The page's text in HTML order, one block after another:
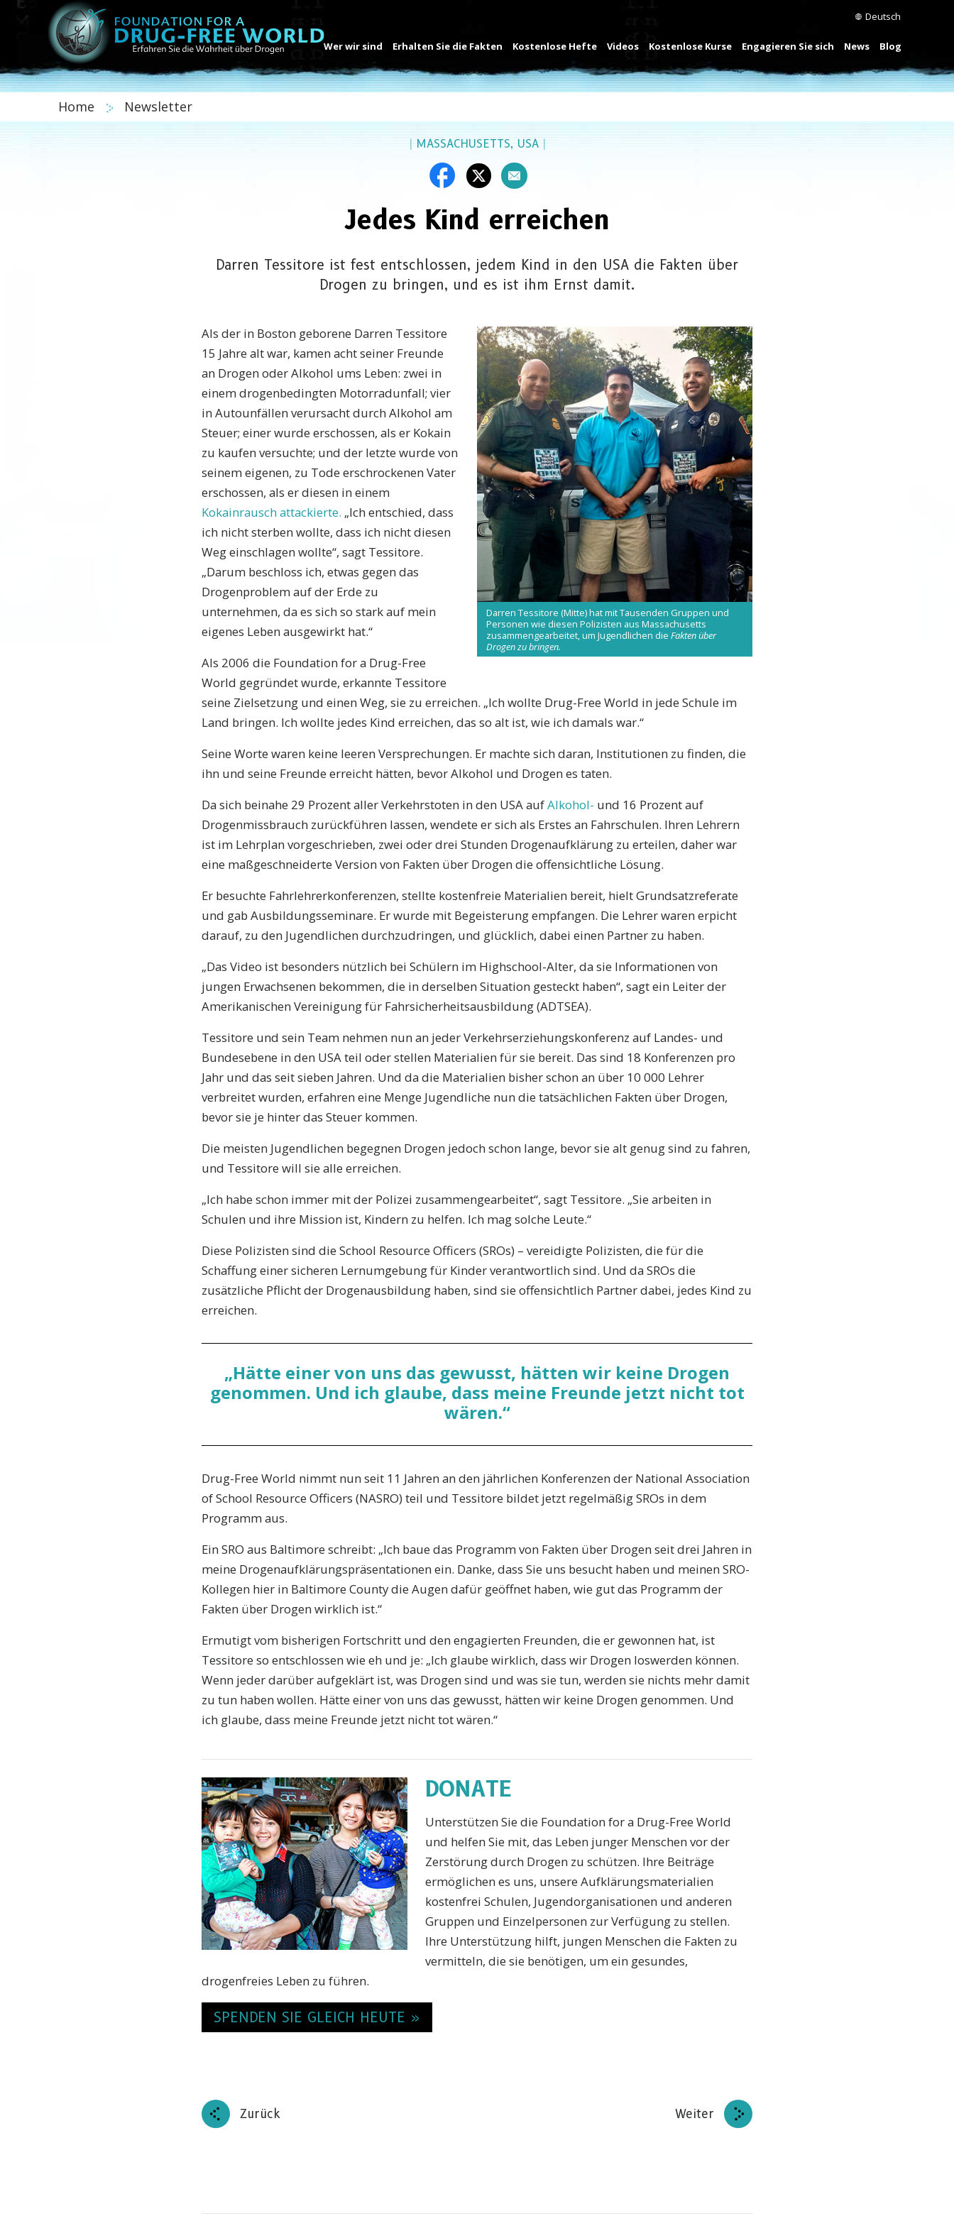
Deutsch
Wer wir sind Erhalten Sie die Fakten Kostenlose Hefte Videos Kostenlose Kurse Engagieren Sie sich News Blog
Home Newsletter
|MASSACHUSETTS, USA |
Jedes Kind erreichen
Darren Tessitore ist fest entschlossen, jedem Kind in den USA die Fakten über
Drogen zu bringen, und es ist ihm Ernst damit.
Darren Tessitore (Mitte) hat mit Tausenden Gruppen und
Personen wie diesen Polizisten aus Massachusetts
zusammengearbeitet, um Jugendlichen die Fakten über
Drogen zu bringen.
Als der in Boston geborene Darren Tessitore
15 Jahre alt war, kamen acht seiner Freunde
an Drogen oder Alkohol ums Leben: zwei in
einem drogenbedingten Motorradunfall; vier
in Autounfällen verursacht durch Alkohol am
Steuer; einer wurde erschossen, als er Kokain
zu kaufen versuchte; und der letzte wurde von
seinem eigenen, zu Tode erschrockenen Vater
erschossen, als er diesen in einem
Kokainrausch attackierte. „Ich entschied, dass
ich nicht sterben wollte, dass ich nicht diesen
Weg einschlagen wollte“, sagt Tessitore.
„Darum beschloss ich, etwas gegen das
Drogenproblem auf der Erde zu
unternehmen, da es sich so stark auf mein
eigenes Leben ausgewirkt hat.“
Als 2006 die Foundation for a Drug-Free
World gegründet wurde, erkannte Tessitore
seine Zielsetzung und einen Weg, sie zu erreichen. „Ich wollte Drug-Free World in jede Schule im
Land bringen. Ich wollte jedes Kind erreichen, das so alt ist, wie ich damals war.“
Seine Worte waren keine leeren Versprechungen. Er machte sich daran, Institutionen zu finden, die
ihn und seine Freunde erreicht hätten, bevor Alkohol und Drogen es taten.
Da sich beinahe 29 Prozent aller Verkehrstoten in den USA aufAlkohol- und 16 Prozent auf
Drogenmissbrauch zurückführen lassen, wendete er sich als Erstes an Fahrschulen. Ihren Lehrern
ist im Lehrplan vorgeschrieben, zwei oder drei Stunden Drogenaufklärung zu erteilen, daher war
eine maßgeschneiderte Version von Fakten über Drogen die offensichtliche Lösung.
Er besuchte Fahrlehrerkonferenzen, stellte kostenfreie Materialien bereit, hielt Grundsatzreferate
und gab Ausbildungsseminare. Er wurde mit Begeisterung empfangen. Die Lehrer waren erpicht
darauf, zu den Jugendlichen durchzudringen, und glücklich, dabei einen Partner zu haben.
„Das Video ist besonders nützlich bei Schülern im Highschool-Alter, da sie Informationen von
jungen Erwachsenen bekommen, die in derselben Situation gesteckt haben“, sagt ein Leiter der
Amerikanischen Vereinigung für Fahrsicherheitsausbildung (ADTSEA).
Tessitore und sein Team nehmen nun an jeder Verkehrserziehungskonferenz auf Landes- und
Bundesebene in den USA teil oder stellen Materialien für sie bereit. Das sind 18 Konferenzen pro
Jahr und das seit sieben Jahren. Und da die Materialien bisher schon an über 10 000 Lehrer
verbreitet wurden, erfahren eine Menge Jugendliche nun die tatsächlichen Fakten über Drogen,
bevor sie je hinter das Steuer kommen.
Die meisten Jugendlichen begegnen Drogen jedoch schon lange, bevor sie alt genug sind zu fahren,
und Tessitore will sie alle erreichen.
„Ich habe schon immer mit der Polizei zusammengearbeitet“, sagt Tessitore. „Sie arbeiten in
Schulen und ihre Mission ist, Kindern zu helfen. Ich mag solche Leute.“
Diese Polizisten sind die School Resource Officers (SROs) – vereidigte Polizisten, die für die
Schaffung einer sicheren Lernumgebung für Kinder verantwortlich sind. Und da SROs die
zusätzliche Pflicht der Drogenausbildung haben, sind sie offensichtlich Partner dabei, jedes Kind zu
erreichen.
„Hätte einer von uns das gewusst, hätten wir keine Drogen
genommen. Und ich glaube, dass meine Freunde jetzt nicht tot
wären.“
Drug-Free World nimmt nun seit 11 Jahren an den jährlichen Konferenzen der National Association
of School Resource Officers (NASRO) teil und Tessitore bildet jetzt regelmäßig SROs in dem
Programm aus.
Ein SRO aus Baltimore schreibt: „Ich baue das Programm von Fakten über Drogen seit drei Jahren in
meine Drogenaufklärungspräsentationen ein. Danke, dass Sie uns besucht haben und meinen SRO-
Kollegen hier in Baltimore County die Augen dafür geöffnet haben, wie gut das Programm der
Fakten über Drogen wirklich ist.“
Ermutigt vom bisherigen Fortschritt und den engagierten Freunden, die er gewonnen hat, ist
Tessitore so entschlossen wie eh und je: „Ich glaube wirklich, dass wir Drogen loswerden können.
Wenn jeder darüber aufgeklärt ist, was Drogen sind und was sie tun, werden sie nichts mehr damit
zu tun haben wollen. Hätte einer von uns das gewusst, hätten wir keine Drogen genommen. Und
ich glaube, dass meine Freunde jetzt nicht tot wären.“
DONATE
Unterstützen Sie die Foundation for a Drug-Free World
und helfen Sie mit, das Leben junger Menschen vor der
Zerstörung durch Drogen zu schützen. Ihre Beiträge
ermöglichen es uns, unsere Aufklärungsmaterialien
kostenfrei Schulen, Jugendorganisationen und anderen
Gruppen und Einzelpersonen zur Verfügung zu stellen.
Ihre Unterstützung hilft, jungen Menschen die Fakten zu
vermitteln, die sie benötigen, um ein gesundes,
drogenfreies Leben zu führen.
SPENDEN SIE GLEICH HEUTE »
Zurück Weiter